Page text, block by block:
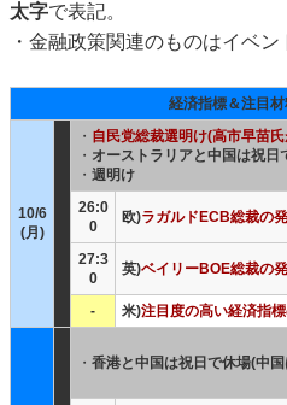
太字で表記。
・金融政策関連のものはイベン
経済指標＆注目
10/6
(月)
・ 自民党総裁選明け(高市早苗
・ オーストラリアと中国は祝日
・ 週明け
26:0
0
欧)ラガルドECB総裁の
27:3
0
英)ベイリーBOE総裁の
- 米)注目度の高い経済指
・ 香港と中国は祝日で休場(中